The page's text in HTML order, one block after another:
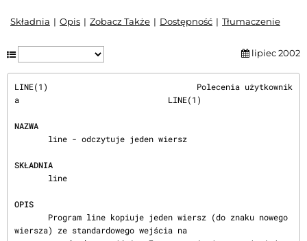
Składnia Opis Zobacz Także Dostępność Tłumaczenie
lipiec 2002
LINE(1)                               Polecenia użytkownik
a                               LINE(1)
NAZWA
SKŁADNIA
OPIS
wiersza) ze standardowego wejścia na